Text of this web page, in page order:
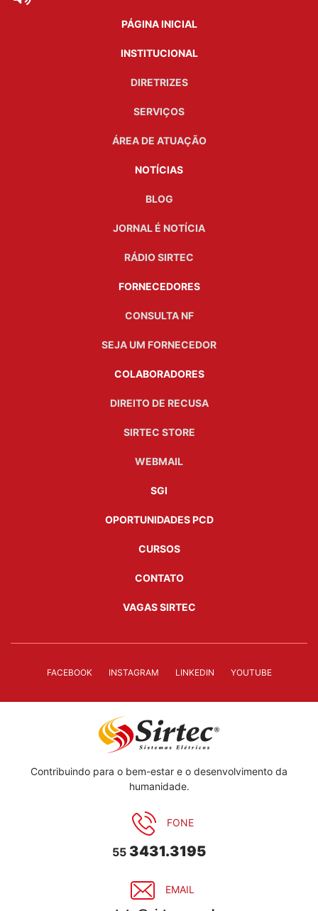
PÁGINA INICIAL
INSTITUCIONAL
DIRETRIZES
SERVIÇOS
ÁREA DE ATUAÇÃO
NOTÍCIAS
BLOG
JORNAL É NOTÍCIA
RÁDIO SIRTEC
FORNECEDORES
CONSULTA NF
SEJA UM FORNECEDOR
COLABORADORES
DIREITO DE RECUSA
SIRTEC STORE
WEBMAIL
SGI
OPORTUNIDADES PCD
CURSOS
CONTATO
VAGAS SIRTEC
FACEBOOK INSTAGRAM LINKEDIN YOUTUBE
Contribuindo para o bem-estar e o desenvolvimento da
humanidade.
FONE
55 3431.3195
EMAIL